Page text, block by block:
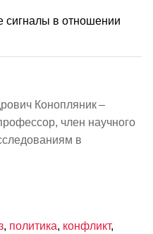
сигналы в отношении
Конопляник –
член научного
в
, политика, конфликт,